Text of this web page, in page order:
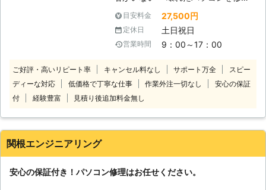
いち早く解決に向かえるのならそれが
一番です。お困りの方の不安と不自由
な状態をいち早く開放するのも、私達
の役割だと考えています。
してほしいが店舗へもっていくのが面
倒くさい ・会社で使用中のパソコン
がいくつか調子が悪いのでみてほしい
このようなパソコントラブルでお悩み
は、宅配専門のパソコン修理店です。
修理してほしいパソコンを送っていた
だければすぐに対応いたします。全国
離島でも問題ありません！安心してパ
やすい料金設定になっております。必
要な費用は「パソコンの発送料」＋
目安料金 27,500円
定休日 土日祝日
営業時間 9：00～17：00
ご好評・高いリピート率 キャンセル料なし サポート万全
スピー
ディーな対応
低価格で丁寧な仕事 作業外注一切なし
安心の保証
付
経験豊富 見積り後追加料金無し
関根エンジニアリング
安心の保証付き！パソコン修理はお任せください。